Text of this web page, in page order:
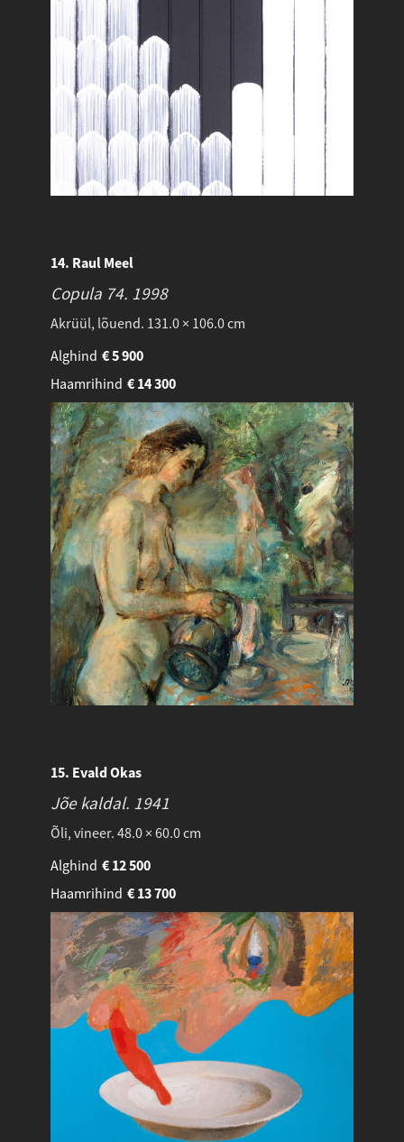
14. Raul Meel
Copula 74. 1998
Akrüül, lõuend. 131.0 × 106.0 cm
Alghind
5 900
€
Haamrihind
14 300
€
15. Evald Okas
Jõe kaldal. 1941
Õli, vineer. 48.0 × 60.0 cm
Alghind
12 500
€
Haamrihind
13 700
€